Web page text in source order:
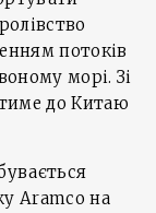
потоків
морі. Зі
до Китаю
Aramco на